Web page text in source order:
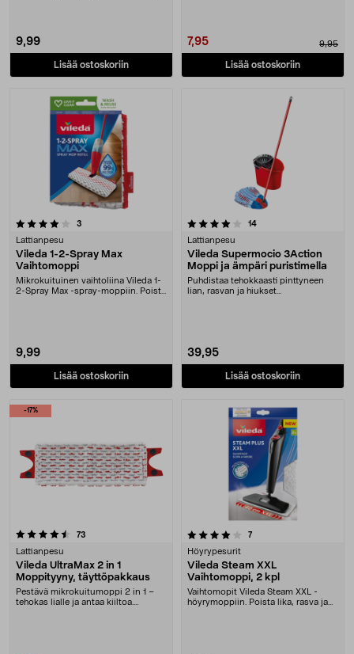
9,99
Lisää ostoskoriin
7,95 9,95
Lisää ostoskoriin
3
Lattianpesu
Vileda 1-2-Spray Max
Vaihtomoppi
Mikrokuituinen vaihtoliina Vileda 1-
2-Spray Max -spray-moppiin. Poista
9,99
Lisää ostoskoriin
4.0 viidestä tähdestä 14arvostelut
Lattianpesu
Vileda Supermocio 3Action
Moppi ja ämpäri puristimella
Puhdistaa tehokkaasti pinttyneen
lian, rasvan ja hiukset
39,95
Lisää ostoskoriin
-17%
73
Lattianpesu
Vileda UltraMax 2 in 1
Moppityyny, täyttöpakkaus
Pestävä mikrokuitumoppi 2 in 1 –
tehokas lialle ja antaa kiiltoa.
4.0 viidestä tähdestä 7arvostelut
Höyrypesurit
Vileda Steam XXL
Vaihtomoppi, 2 kpl
Vaihtomopit Vileda Steam XXL -
höyrymoppiin. Poista lika, rasva ja